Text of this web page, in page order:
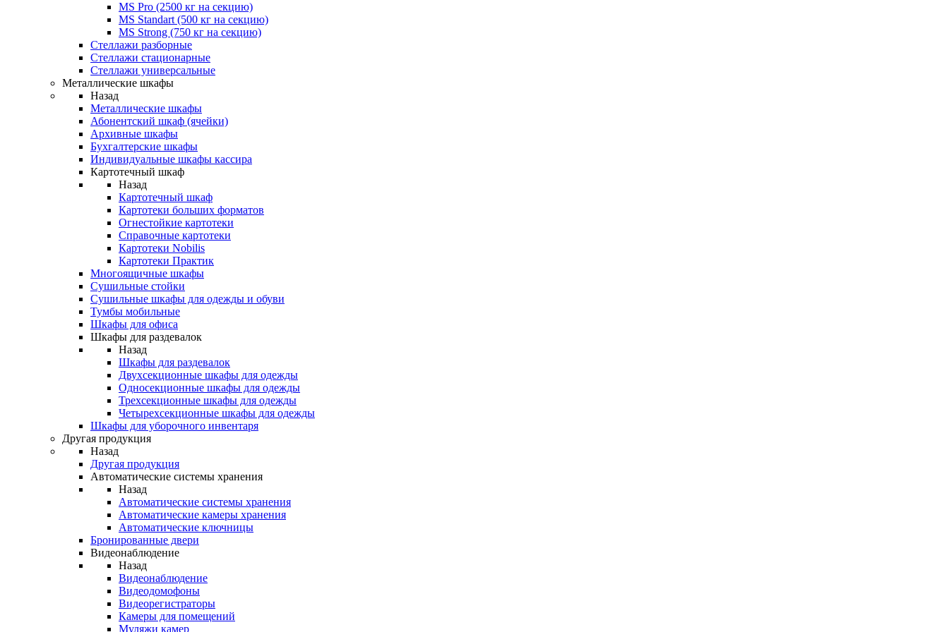
MS Pro (2500 кг на секцию)
MS Standart (500 кг на секцию)
MS Strong (750 кг на секцию)
Стеллажи разборные
Стеллажи стационарные
Стеллажи универсальные
Металлические шкафы
Назад
Металлические шкафы
Абонентский шкаф (ячейки)
Архивные шкафы
Бухгалтерские шкафы
Индивидуальные шкафы кассира
Картотечный шкаф
Назад
Картотечный шкаф
Картотеки больших форматов
Огнестойкие картотеки
Справочные картотеки
Картотеки Nobilis
Картотеки Практик
Многоящичные шкафы
Сушильные стойки
Сушильные шкафы для одежды и обуви
Тумбы мобильные
Шкафы для офиса
Шкафы для раздевалок
Назад
Шкафы для раздевалок
Двухсекционные шкафы для одежды
Односекционные шкафы для одежды
Трехсекционные шкафы для одежды
Четырехсекционные шкафы для одежды
Шкафы для уборочного инвентаря
Другая продукция
Назад
Другая продукция
Автоматические системы хранения
Назад
Автоматические системы хранения
Автоматические камеры хранения
Автоматические ключницы
Бронированные двери
Видеонаблюдение
Назад
Видеонаблюдение
Видеодомофоны
Видеорегистраторы
Камеры для помещений
Муляжи камер